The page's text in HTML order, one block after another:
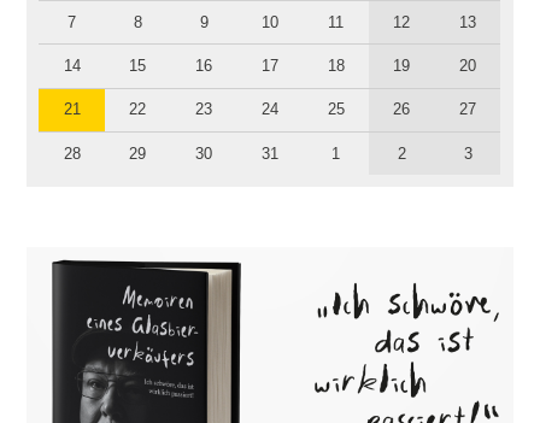
7 8 9 10 11 12 13
14 15 16 17 18 19 20
21 22 23 24 25 26 27
28 29 30 31 1 2 3